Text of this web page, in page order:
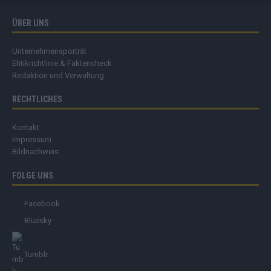
ÜBER UNS
Unternehmensporträt
Ehtikrichtlinie & Faktencheck
Redaktion und Verwaltung
RECHTLICHES
Kontakt
Impressum
Bildnachweis
FOLGE UNS
Facebook
Bluesky
Tumblr